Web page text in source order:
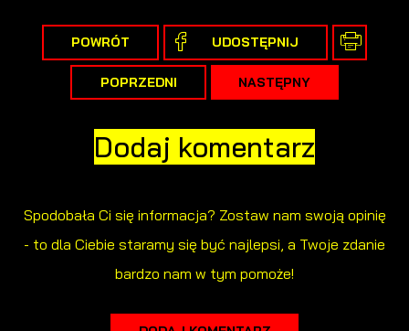
POWRÓT UDOSTĘPNIJ
POPRZEDNI NASTĘPNY
Dodaj komentarz
Spodobała Ci się informacja? Zostaw nam swoją opinię
- to dla Ciebie staramy się być najlepsi, a Twoje zdanie
bardzo nam w tym pomoże!